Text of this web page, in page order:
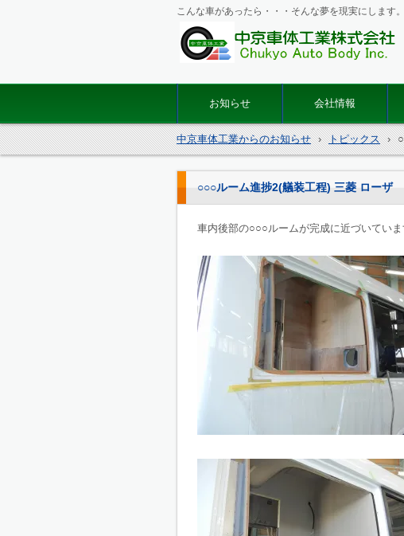
体工業
こんな車があったら・・・そんな夢を現実にします
お知らせ 会社情報
中京車体工業からのお知らせ › トピックス ›
○○○ルーム進捗2(艤装工程) 三菱 ローザ
車内後部の○○○ルームが完成に近づいていま